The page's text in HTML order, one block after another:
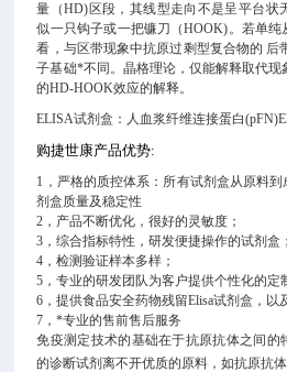
量（HD)区段，其线型走向不是呈平台状
似一只钩子或一把镰刀（HOOK)。若单
看，与区带现象中抗原过剩型复合物的 后
子基础*不同。晶格理论，仅能解释取代现
的HD-HOOK效应的解释。
ELISA试剂盒：人血浆纤维连接蛋白
购捷世康产品优势:
1，严格的质控体系：所有试剂盒从原料
剂盒质量及稳定性
2，产品不断优化，很好的灵敏度；
3，综合指标特性，研发便捷操作的试剂盒；
4，检测验证样本多样；
5，专业的研发团队为客户提供个性化的定
6，提供食品安全药物残留Elisa试剂盒，以
7，*专业的售前售后服务
免疫测定技术的基础在于抗原抗体之间的
的诊断试剂离不开优质的原料，如抗原抗体